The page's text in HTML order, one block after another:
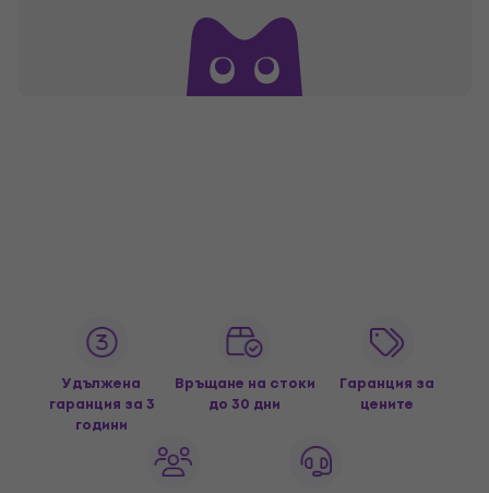
Удължена
гаранция за 3
години
Връщане на стоки
до 30 дни
Гаранция за
цените